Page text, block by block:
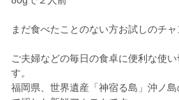
まだ食べたことのない方お試しのチャ
ご夫婦などの毎日の食卓に便利な使
す。
福岡県、世界遺産「神宿る島」沖ノ